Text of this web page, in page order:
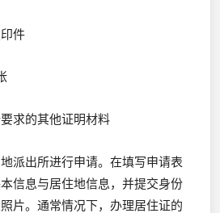
件
求的其他证明材料
派出所进行申请。在填写申请表
信息与居住地信息，并提交身份
片。通常情况下，办理居住证的